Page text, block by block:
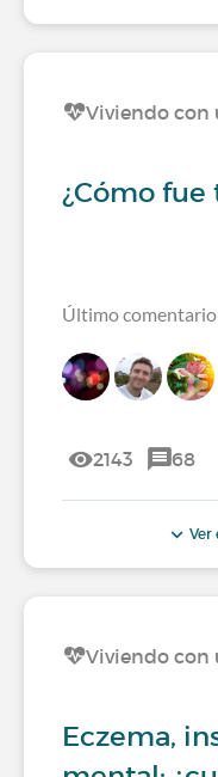
Viviendo con
¿Cómo
Último
2143 68
Ver
Viviendo con
Eczema,